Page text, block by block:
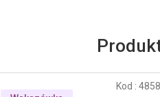
Kod :